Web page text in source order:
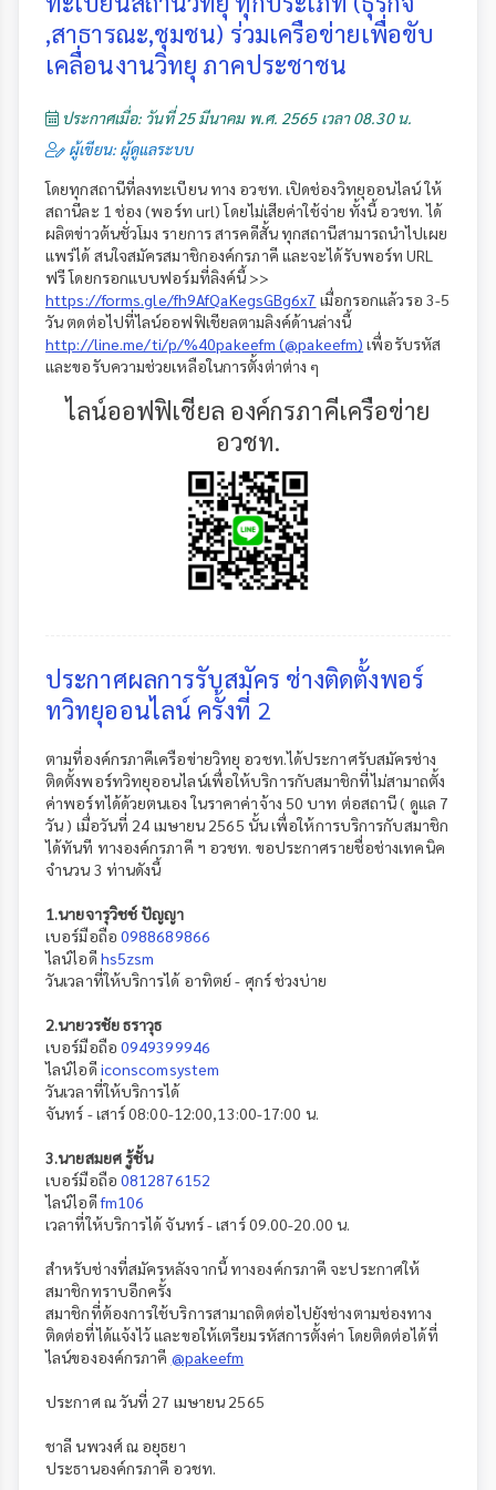
,สาธารณะ,ชุมชน) ร่วมเครือข่ายเพื่อขับ
เคลื่อนงานวิทยุ ภาคประชาชน
ประกาศเมื่อ: วันที่ 25 มีนาคม พ.ศ. 2565 เวลา 08.30 น.
ผู้เขียน: ผู้ดูแลระบบ
โดยทุกสถานีที่ลงทะเบียน ทาง อวชท. เปิดช่องวิทยุออนไลน์ ให้
สถานีละ 1 ช่อง (พอร์ท url) โดยไม่เสียค่าใช้จ่าย ทั้งนี้ อวชท. ได้
ผลิตข่าวต้นชั่วโมง รายการ สารคดีสั้น ทุกสถานีสามารถนำไปเผย
แพร่ได้ สนใจสมัครสมาชิกองค์กรภาคี และจะได้รับพอร์ท URL
ฟรี โดยกรอกแบบฟอร์มที่ลิงค์นี้ >>
https://forms.gle/fh9AfQaKegsGBg6x7 เมื่อกรอกแล้วรอ 3-5
วัน ตดต่อไปที่ไลน์ออฟฟิเชียลตามลิงค์ด้านล่างนี้
http://line.me/ti/p/%40pakeefm (@pakeefm) เพื่อรับรหัส
และขอรับความช่วยเหลือในการตั้งต่าต่าง ๆ
ไลน์ออฟฟิเชียล องค์กรภาคีเครือข่าย
อวชท.
ประกาศผลการรับสมัคร ช่างติดตั้งพอร์
ทวิทยุออนไลน์ ครั้งที่ 2
ตามที่องค์กรภาคีเครือข่ายวิทยุ อวชท.ได้ประกาศรับสมัครช่าง
ติดตั้งพอร์ทวิทยุออนไลน์เพื่อให้บริการกับสมาชิกที่ไม่สามาถตั้ง
ค่าพอร์ทได้ด้วยตนเอง ในราคาค่าจ้าง 50 บาท ต่อสถานี ( ดูแล 7
วัน ) เมื่อวันที่ 24 เมษายน 2565 นั้น เพื่อให้การบริการกับสมาชิก
ได้ทันที ทางองค์กรภาคี ฯ อวชท. ขอประกาศรายชื่อช่างเทคนิค
จำนวน 3 ท่านดังนี้
1.นายจารุวิชช์ ปัญญา
เบอร์มือถือ 0988689866
ไลน์ไอดี hs5zsm
วันเวลาที่ให้บริการได้ อาทิตย์ - ศุกร์ ช่วงบ่าย
2.นายวรชัย ธราวุธ
เบอร์มือถือ 0949399946
ไลน์ไอดี iconscomsystem
วันเวลาที่ให้บริการได้
จันทร์ - เสาร์ 08:00-12:00,13:00-17:00 น.
3.นายสมยศ รู้ชั้น
เบอร์มือถือ 0812876152
ไลน์ไอดีfm106
เวลาที่ให้บริการได้ จันทร์ - เสาร์ 09.00-20.00 น.
สำหรับช่างที่สมัครหลังจากนี้ ทางองค์กรภาคี จะประกาศให้
สมาชิกทราบอีกครั้ง
สมาชิกที่ต้องการใช้บริการสามาถติดต่อไปยังช่างตามช่องทาง
ติดต่อที่ได้แจ้งไว้ และขอให้เตรียมรหัสการตั้งค่า โดยติดต่อได้ที่
ไลน์ขององค์กรภาคี @pakeefm
ประกาศ ณ วันที่ 27 เมษายน 2565
ชาลี นพวงศ์ ณ อยุธยา
ประธานองค์กรภาคี อวชท.